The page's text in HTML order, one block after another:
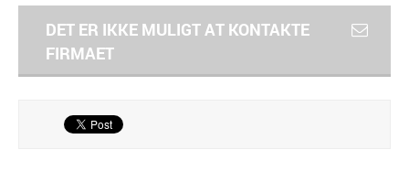
DET ER IKKE MULIGT AT KONTAKTE
FIRMAET